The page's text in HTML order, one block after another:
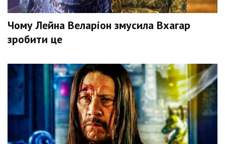
Чому Лейна Веларіон змусила Вхагар
зробити це